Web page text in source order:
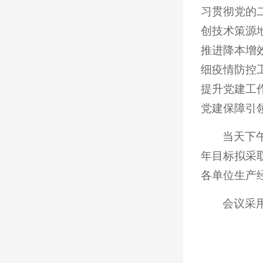
习贯彻党的
创技术策源
推进降本增
细疫情防控
提升党建工
党建保障引
当天下
年目标拟采
各单位生产
会议采